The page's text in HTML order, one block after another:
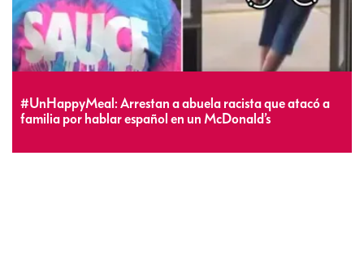
#UnHappyMeal: Arrestan a abuela racista que atacó a
familia por hablar español en un McDonald’s